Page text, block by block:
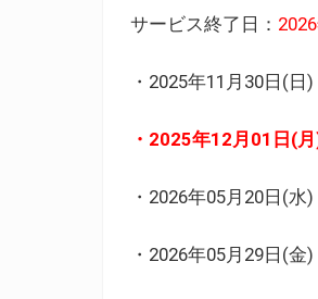
サービス終了日：
・2025年11月30日(
・2025年12月01日(
・2026年05月20日(
・2026年05月29日(